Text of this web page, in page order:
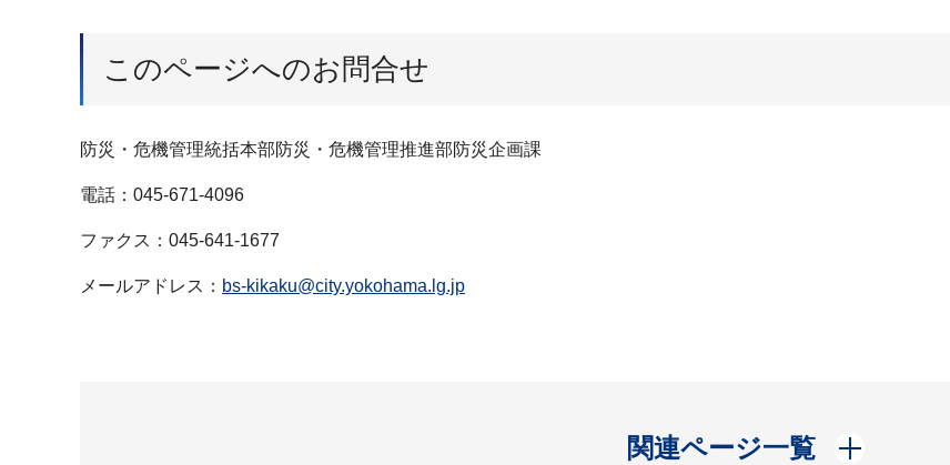
このページへのお問合せ
防災・危機管理統括本部防災・危機管理推進部防災企画課
電話：045-671-4096
ファクス：045-641-1677
メールアドレス： bs-kikaku@city.yokohama.lg.jp
関連ページ一覧
開く